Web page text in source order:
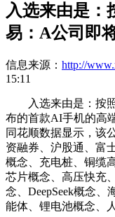
入选来由是：
易：A公司即
信息来源： http://
15:11
入选来由是：按照
布的首款AI手机的高
同花顺数据显示，该
资融券、沪股通、富
概念、充电桩、铜缆
芯片概念、高压快充
念、DeepSeek概念
能体、锂电池概念、